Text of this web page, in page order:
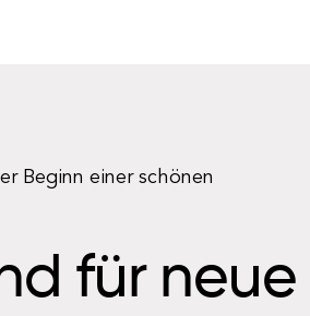
Beginn einer schönen
für neue